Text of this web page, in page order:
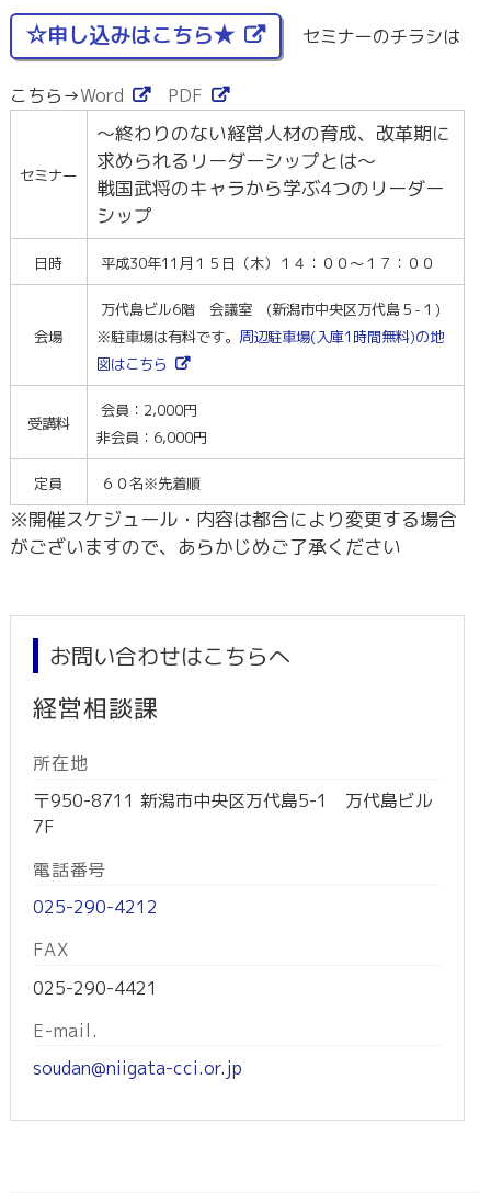
☆申し込みはこちら★ セミナーのチラシは
こちら→Word PDF
セミナー
～終わりのない経営人材の育成、改革期に
求められるリーダーシップとは～
戦国武将のキャラから学ぶ4つのリーダー
シップ
日時 平成30年11月１５日（木）１４：００～１７：００
会場
万代島ビル6階 会議室 (新潟市中央区万代島５-１)
※駐車場は有料です。 周辺駐車場(入庫1時間無料)の地
図はこちら
受講料
会員：2,000円
非会員：6,000円
定員 ６０名※先着順
※開催スケジュール・内容は都合により変更する場合
がございますので、あらかじめご了承ください
お問い合わせはこちらへ
経営相談課
所在地
〒950-8711 新潟市中央区万代島5-1 万代島ビル
7F
電話番号
025-290-4212
FAX
025-290-4421
E-mail.
soudan@niigata-cci.or.jp